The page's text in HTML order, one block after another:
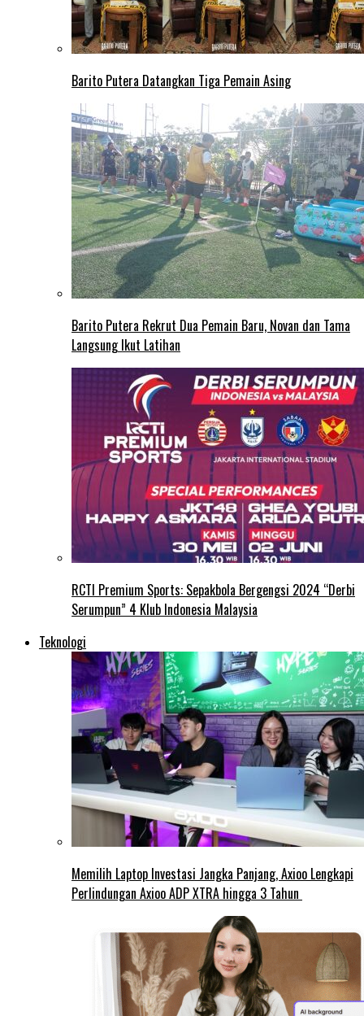
Barito Putera Datangkan Tiga Pemain Asing
Barito Putera Rekrut Dua Pemain Baru, Novan dan Tama
Langsung Ikut Latihan
RCTI Premium Sports: Sepakbola Bergengsi 2024 “Derbi
Serumpun” 4 Klub Indonesia Malaysia
Teknologi
Memilih Laptop Investasi Jangka Panjang, Axioo Lengkapi
Perlindungan Axioo ADP XTRA hingga 3 Tahun